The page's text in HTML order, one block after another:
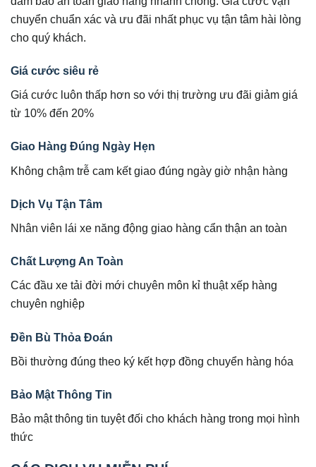
chuyển chuẩn xác và ưu đãi nhất phục vụ tận tâm hài lòng
cho quý khách.
Giá cước siêu rẻ
Giá cước luôn thấp hơn so với thị trường ưu đãi giảm giá
từ 10% đến 20%
Giao Hàng Đúng Ngày Hẹn
Không chậm trễ cam kết giao đúng ngày giờ nhận hàng
Dịch Vụ Tận Tâm
Nhân viên lái xe năng động giao hàng cẩn thận an toàn
Chất Lượng An Toàn
Các đầu xe tải đời mới chuyên môn kỉ thuật xếp hàng
chuyên nghiệp
Đền Bù Thỏa Đoán
Bồi thường đúng theo ký kết hợp đồng chuyển hàng hóa
Bảo Mật Thông Tin
Bảo mật thông tin tuyệt đối cho khách hàng trong mọi hình
thức